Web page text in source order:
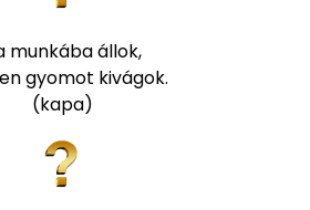
munkába állok,
gyomot kivágok.
(kapa)